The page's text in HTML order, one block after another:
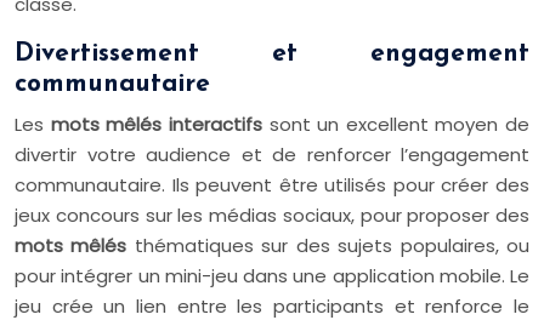
Divertissement et engagement
communautaire
Les mots mêlés interactifs sont un excellent moyen de
divertir votre audience et de renforcer l’engagement
communautaire. Ils peuvent être utilisés pour créer des
jeux concours sur les médias sociaux, pour proposer des
mots mêlés thématiques sur des sujets populaires, ou
pour intégrer un mini-jeu dans une application mobile. Le
jeu crée un lien entre les participants et renforce le